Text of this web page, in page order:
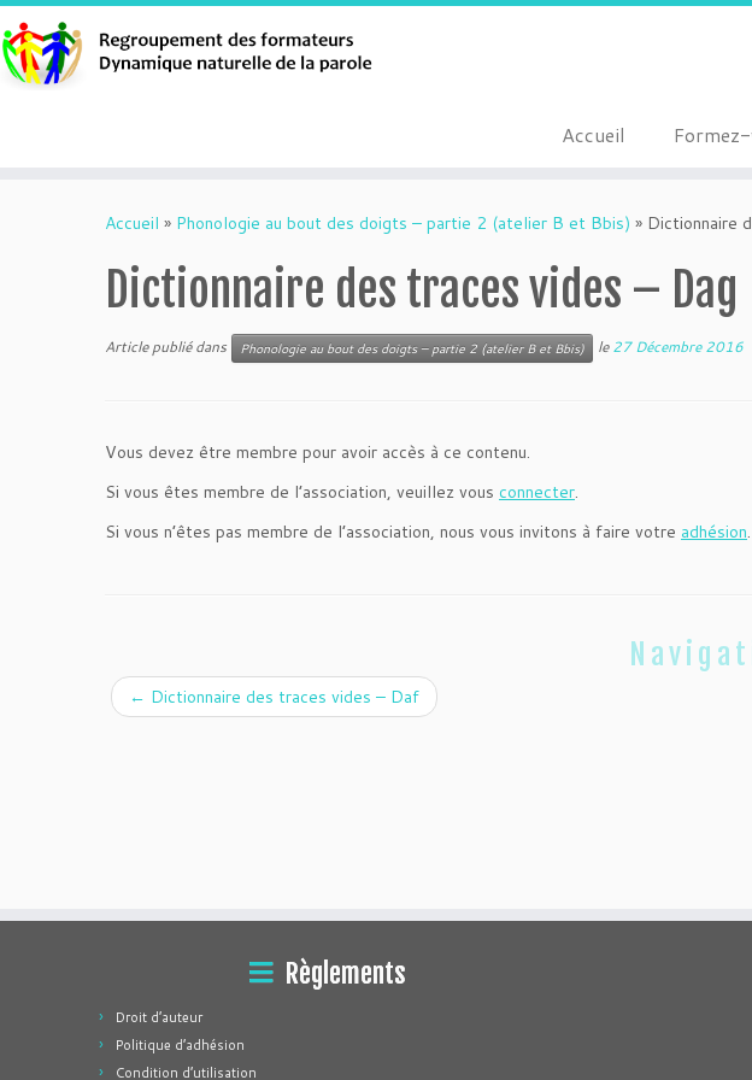
Accueil
Accueil » Phonologie au bout des doigts – partie 2 (atelier B et Bbis) » Dictionnaire
Dictionnaire des traces vides – Dag
Article publié dans Phonologie au bout des doigts – partie 2 (atelier B et Bbis) le27 Décembre 2016
Vous devez être membre pour avoir accès à ce contenu.
Si vous êtes membre de l’association, veuillez vous connecter.
Si vous n’êtes pas membre de l’association, nous vous invitons à faire votre adhésion.
← Dictionnaire des traces vides – Daf
Règlements
Droit d’auteur
Politique d’adhésion
Condition d’utilisation